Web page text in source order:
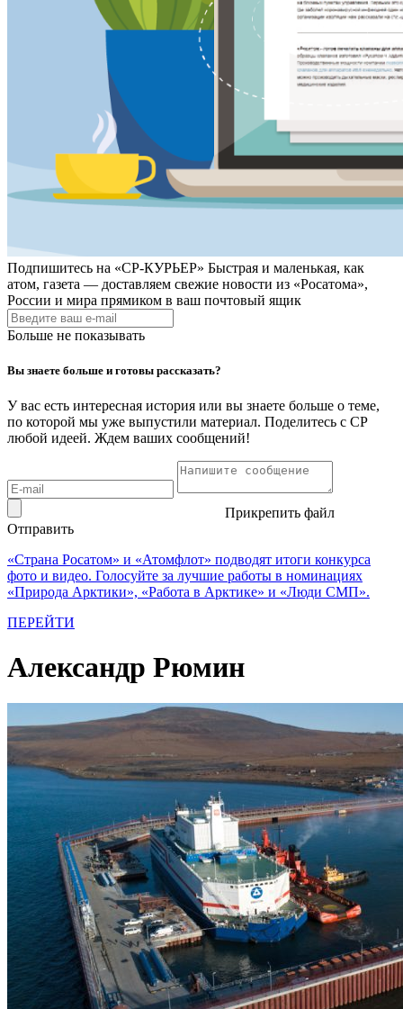
Подпишитесь на «СР-КУРЬЕР» Быстрая и маленькая, как
атом, газета — доставляем свежие новости из «Росатома»,
России и мира прямиком в ваш почтовый ящик
Больше не показывать
Вы знаете больше и готовы рассказать?
У вас есть интересная история или вы знаете больше о теме,
по которой мы уже выпустили материал. Поделитесь с СР
любой идеей. Ждем ваших сообщений!
Прикрепить файл
Отправить
«Страна Росатом» и «Атомфлот» подводят итоги конкурса
фото и видео. Голосуйте за лучшие работы в номинациях
«Природа Арктики», «Работа в Арктике» и «Люди СМП».
ПЕРЕЙТИ
Александр Рюмин